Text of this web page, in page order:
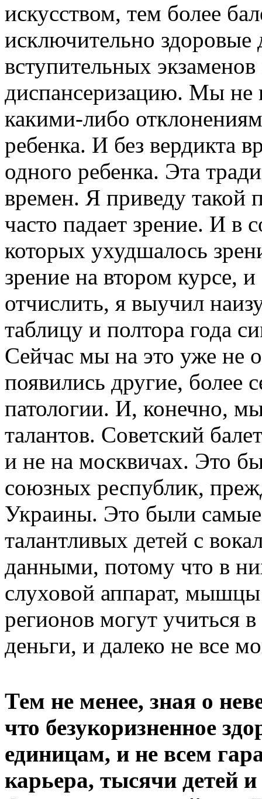
искусством, тем более
исключительно здоровые
вступительных
диспансеризацию. Мы не
какими-либо
ребенка. И без вердикта
одного ребенка. Эта
времен. Я приведу такой
часто падает зрение. И в
которых ухудшалось
зрение на втором курсе,
отчислить, я выучил
таблицу и полтора года
Сейчас мы на это уже не
появились другие, более
патологии. И, конечно,
талантов. Советский
и не на москвичах. Это
союзных республик,
Украины. Это были
талантливых детей с
данными, потому что в
слуховой аппарат,
регионов могут учиться
деньги, и далеко не все
Тем не менее, зная о
что безукоризненное
единицам, и не всем
карьера, тысячи детей